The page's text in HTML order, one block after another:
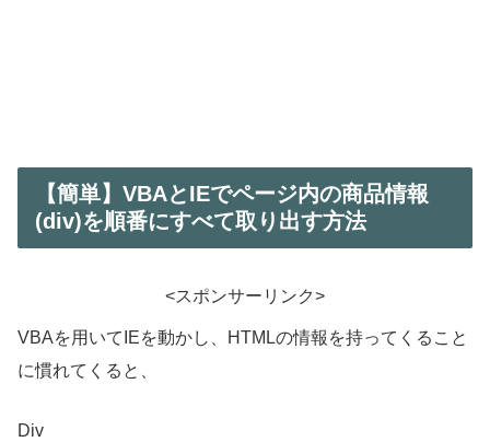
【簡単】VBAとIEでページ内の商品情報
(div)を順番にすべて取り出す方法
<スポンサーリンク>
VBAを用いてIEを動かし、HTMLの情報を持ってくること
に慣れてくると、
Div